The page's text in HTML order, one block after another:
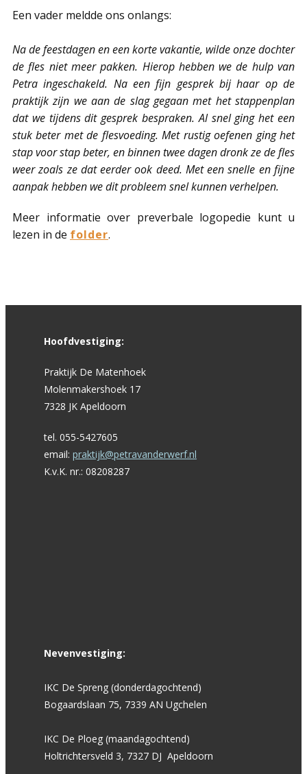
Een vader meldde ons onlangs:
Na de feestdagen en een korte vakantie, wilde onze dochter
de fles niet meer pakken. Hierop hebben we de hulp van
Petra ingeschakeld. Na een fijn gesprek bij haar op de
praktijk zijn we aan de slag gegaan met het stappenplan
dat we tijdens dit gesprek bespraken. Al snel ging het een
stuk beter met de flesvoeding. Met rustig oefenen ging het
stap voor stap beter, en binnen twee dagen dronk ze de fles
weer zoals ze dat eerder ook deed. Met een snelle en fijne
aanpak hebben we dit probleem snel kunnen verhelpen.
Meer informatie over preverbale logopedie kunt u
lezen in de folder.
Hoofdvestiging:
Praktijk De Matenhoek
Molenmakershoek 17
7328 JK Apeldoorn
tel. 055-5427605
email: praktijk@petravanderwerf.nl
K.v.K. nr.: 08208287
Nevenvestiging:
IKC De Spreng (donderdagochtend)
Bogaardslaan 75, 7339 AN Ugchelen
IKC De Ploeg (maandagochtend)
Holtrichtersveld 3, 7327 DJ Apeldoorn